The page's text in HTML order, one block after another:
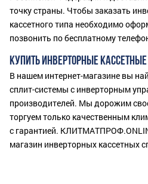
точку страны. Чтобы заказать
кассетного типа необходимо
позвонить по бесплатному
КУПИТЬ ИНВЕРТОРНЫЕ
В нашем интернет-магазине вы
сплит-системы с инверторным
производителей. Мы дорожим
торгуем только качественным
с гарантией.
магазин инверторных кассетных